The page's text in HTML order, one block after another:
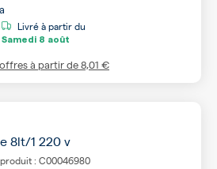
Livré à partir du
Samedi 8 août
à partir de8,01 €
8lt/1 220 v
produit : C00046980